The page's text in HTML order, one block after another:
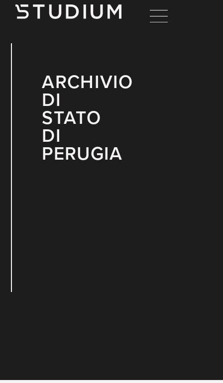
ARCHIVIO
DI
STATO
DI
PERUGIA